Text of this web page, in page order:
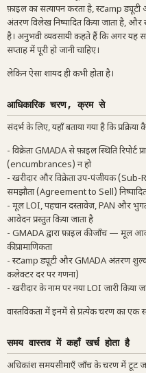
फ़ाइल का सत्यापन करता है, स्टamp
अंतरण विलेख निष्पादित किया जाता है, और
है। अनुभवी व्यवसायी कहते हैं कि अगर यह
सप्ताह में पूरी हो जानी चाहिए।
लेकिन ऐसा शायद ही कभी होता है।
आधिकारिक चरण, क्रम से
संदर्भ के लिए, यहाँ बताया गया है कि प्रक्रिया
- विक्रेता GMADA से फ़ाइल स्थिति रिपोर्ट
(encumbrances) न हो
- खरीदार और विक्रेता उप-पंजीयक (Sub-
समझौता (Agreement to Sell)
- मूल LOI, पहचान दस्तावेज़, PAN और
आवेदन प्रस्तुत किया जाता है
- GMADA द्वारा फ़ाइल की जाँच — मूल
की प्रामाणिकता
- स्टamp ड्यूटी और GMADA अंतरण शुल्क
कलेक्टर दर पर गणना)
- खरीदार के नाम पर नया LOI जारी किया
वास्तविकता में इनमें से प्रत्येक चरण का
समय वास्तव में कहाँ खर्च होता है
अधिकांश समयसीमाएँ जाँच के चरण में टूट